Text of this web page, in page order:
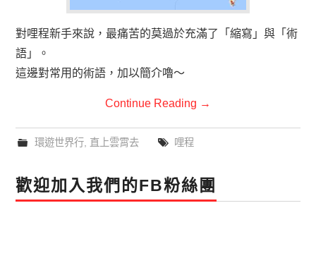
對哩程新手來說，最痛苦的莫過於充滿了「縮寫」與「術
語」。
這邊對常用的術語，加以簡介嚕～
Continue Reading →
環遊世界行, 直上雲霄去 哩程
歡迎加入我們的FB粉絲團